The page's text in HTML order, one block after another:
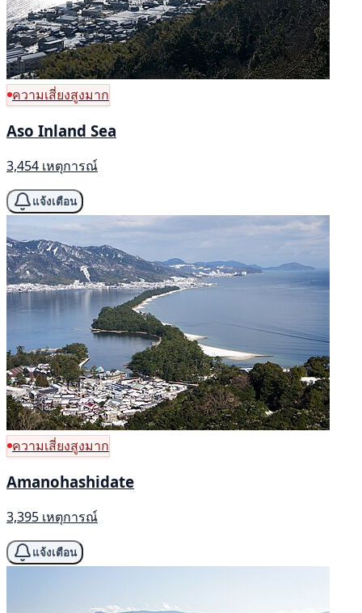
ความเสี่ยงสูงมาก
Aso Inland Sea
3,454 เหตุการณ์
แจ้งเตือน
ความเสี่ยงสูงมาก
Amanohashidate
3,395 เหตุการณ์
แจ้งเตือน